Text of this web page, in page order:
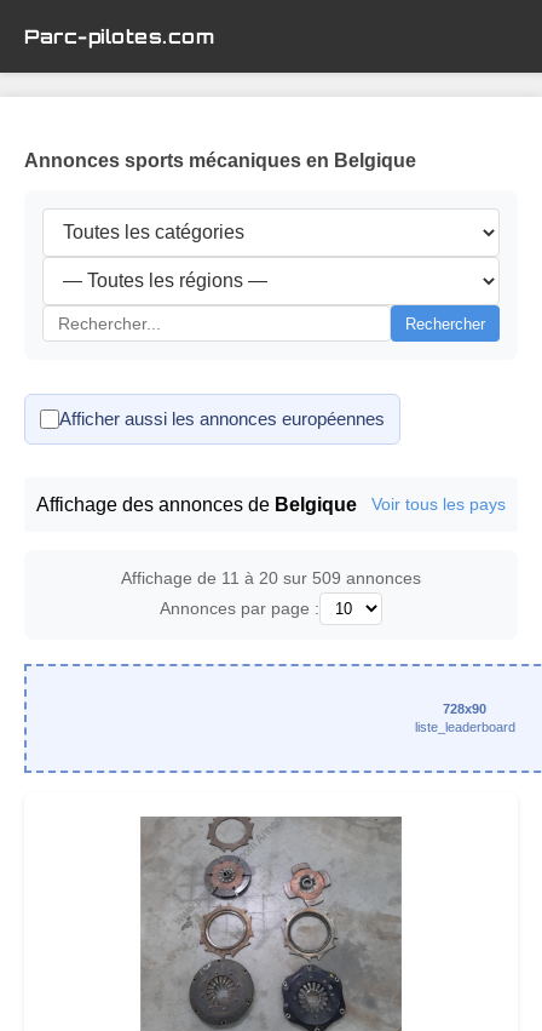
Parc-pilotes.com
Annonces sports mécaniques en Belgique
Rechercher
Afficher aussi les annonces européennes
Affichage des annonces de Belgique Voir tous les pays
Affichage de 11 à 20 sur 509 annonces
Annonces par page :
728x90
liste_leaderboard